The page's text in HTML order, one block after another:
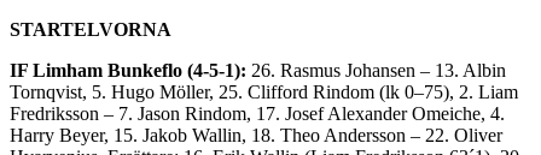
STARTELVORNA
IF Limham Bunkeflo (4-5-1): 26. Rasmus Johansen – 13. Albin
Tornqvist, 5. Hugo Möller, 25. Clifford Rindom (lk 0–75), 2. Liam
Fredriksson – 7. Jason Rindom, 17. Josef Alexander Omeiche, 4.
Harry Beyer, 15. Jakob Wallin, 18. Theo Andersson – 22. Oliver